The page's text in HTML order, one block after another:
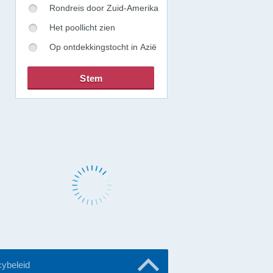
Rondreis door Zuid-Amerika
Het poollicht zien
Op ontdekkingstocht in Azië